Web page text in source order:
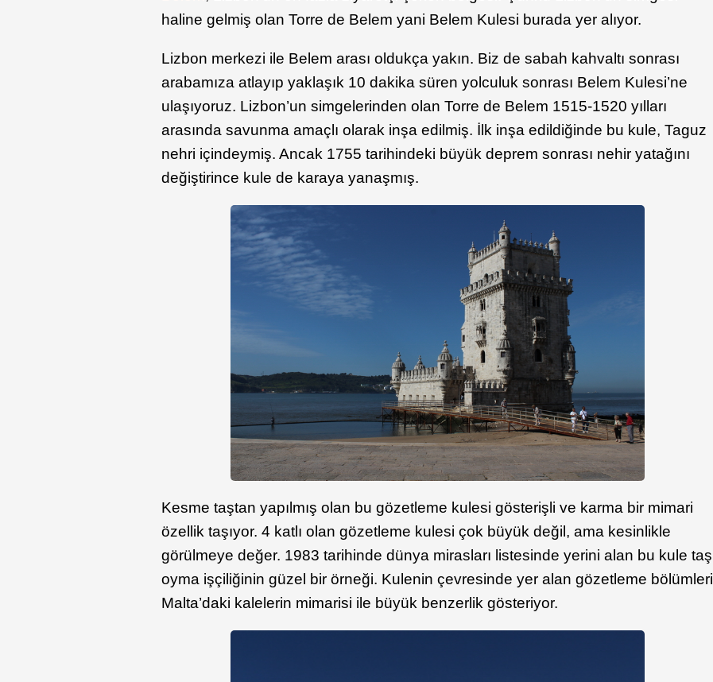
haline gelmiş olan Torre de Belem yani Belem Kulesi burada yer alıyor.
Lizbon merkezi ile Belem arası oldukça yakın. Biz de sabah kahvaltı sonrası
arabamıza atlayıp yaklaşık 10 dakika süren yolculuk sonrası Belem Kulesi’ne
ulaşıyoruz. Lizbon’un simgelerinden olan Torre de Belem 1515-1520 yılları
arasında savunma amaçlı olarak inşa edilmiş. İlk inşa edildiğinde bu kule, Taguz
nehri içindeymiş. Ancak 1755 tarihindeki büyük deprem sonrası nehir yatağını
değiştirince kule de karaya yanaşmış.
Kesme taştan yapılmış olan bu gözetleme kulesi gösterişli ve karma bir mimari
özellik taşıyor. 4 katlı olan gözetleme kulesi çok büyük değil, ama kesinlikle
görülmeye değer. 1983 tarihinde dünya mirasları listesinde yerini alan bu kule taş
oyma işçiliğinin güzel bir örneği. Kulenin çevresinde yer alan gözetleme bölümleri
Malta’daki kalelerin mimarisi ile büyük benzerlik gösteriyor.